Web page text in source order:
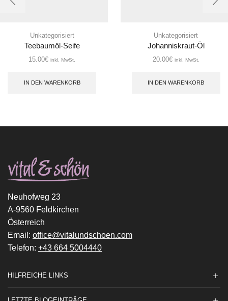
Unkategorisiert
Teebaumöl-Seife
15.00€ inkl. MwSt.
IN DEN WARENKORB
Unkategorisiert
Johanniskraut-Öl
20.00€ inkl. MwSt.
IN DEN WARENKORB
Neuhofweg 23
A-9560 Feldkirchen
Österreich
Email: office@vitalundschoen.com
Telefon: +43 664 5004440
HILFREICHE LINKS